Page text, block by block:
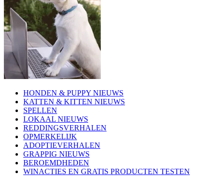
HONDEN & PUPPY NIEUWS
KATTEN & KITTEN NIEUWS
SPELLEN
LOKAAL NIEUWS
REDDINGSVERHALEN
OPMERKELIJK
ADOPTIEVERHALEN
GRAPPIG NIEUWS
BEROEMDHEDEN
WINACTIES EN GRATIS PRODUCTEN TESTEN